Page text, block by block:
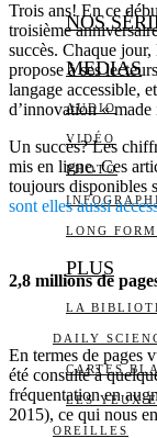
NOS
MEDIAS
AUDIO
VIDÉO
PHOTO
LONG
PLUS
LA
DAILY
CARTES
LES YEUX
OREILLES
Trois ans! En ce
troisième
succès. Chaque
propose à ses
langage accessible,
d’innovation «
Un succès? Les
mis en ligne. Ces
toujours disponibles
sont elles aussi
2,8 millions de
En termes de pages
été consulté à
fréquentation en
2015), ce qui nous